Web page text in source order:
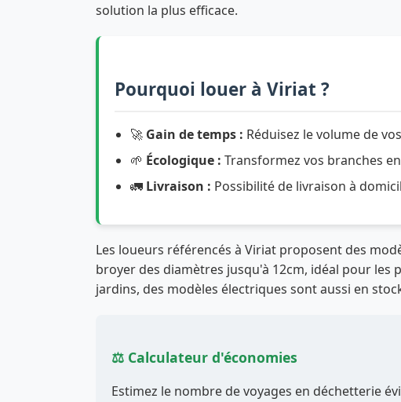
solution la plus efficace.
Pourquoi louer à Viriat ?
🚀 Gain de temps : Réduisez le volume de
🌱 Écologique : Transformez vos branches
🚛 Livraison : Possibilité de livraison à
Les loueurs référencés à Viriat proposent des
broyer des diamètres jusqu'à 12cm, idéal pour les
jardins, des modèles électriques sont aussi en
⚖️ Calculateur d'économies
Estimez le nombre de voyages en déchetterie